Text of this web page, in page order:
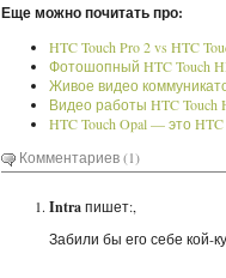
Еще можно почитать про:
HTC Touch Pro 2 vs HTC
Фотошопный HTC Touch
Живое видео
Видео работы HTC Touch
HTC Touch Opal — это HTC
Комментариев (1)
Intraпишет:,
Забили бы его себе кой-